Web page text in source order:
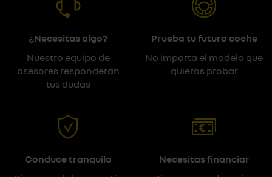
¿Necesitas algo?
Nuestro equipo de
asesores responderán
tus dudas
Prueba tu futuro coche
No importa el modelo que
quieras probar
Conduce tranquilo
Necesitas financiar